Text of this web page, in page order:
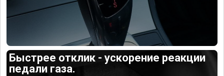
Быстрее отклик - ускорение реакции
педали газа.